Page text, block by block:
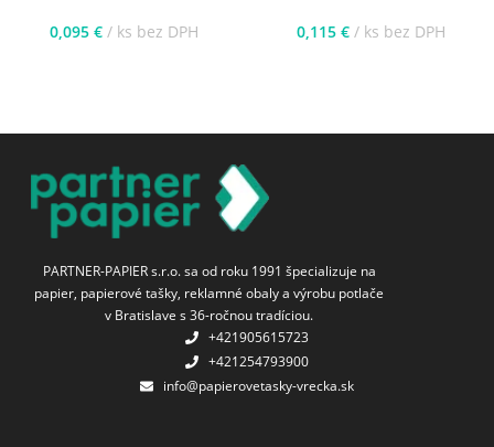
0,095 € ks bez DPH 0,115 € ks bez DPH
PARTNER-PAPIER s.r.o. sa od roku 1991 špecializuje na
papier, papierové tašky, reklamné obaly a výrobu potlače
v Bratislave s 36-ročnou tradíciou.
+421905615723
+421254793900
info@papierovetasky-vrecka.sk